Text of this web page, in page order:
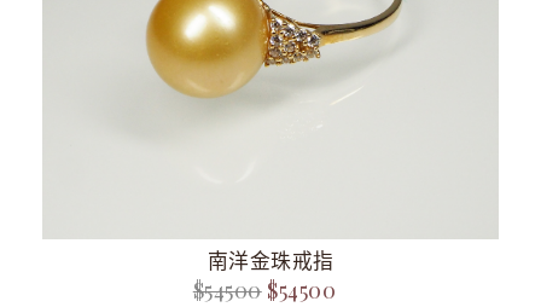
南洋金珠戒指
$54500 $54500